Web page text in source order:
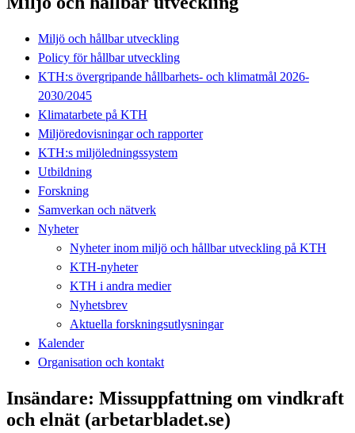
Miljö och hållbar utveckling
Policy för hållbar utveckling
KTH:s övergripande hållbarhets- och klimatmål 2026-
2030/2045
Klimatarbete på KTH
Miljöredovisningar och rapporter
KTH:s miljöledningssystem
Utbildning
Forskning
Samverkan och nätverk
Nyheter
Nyheter inom miljö och hållbar utveckling på KTH
KTH-nyheter
KTH i andra medier
Nyhetsbrev
Aktuella forskningsutlysningar
Kalender
Organisation och kontakt
Insändare: Missuppfattning om vindkraft
och elnät (arbetarbladet.se)